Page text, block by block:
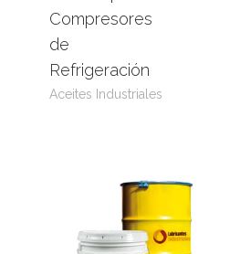
Compresores
de
Refrigeración
Aceites Industriales